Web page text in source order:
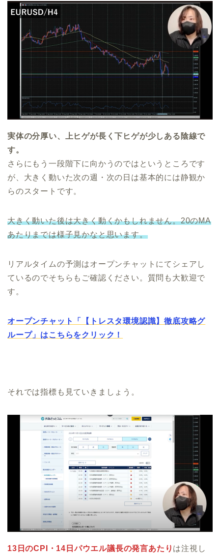
実体の分厚い、上ヒゲが長く下ヒゲが少しある陰線で
す。
さらにもう一段階下に向かうのではというところです
が、大きく動いた次の週・次の日は基本的には静観か
らのスタートです。
大きく動いた後は大きく動くかもしれません。20のMA
あたりまでは様子見かなと思います。
リアルタイムの予測はオープンチャットにてシェアし
ているのでそちらもご確認ください。質問も大歓迎で
す。
オープンチャット「【トレスタ環境認識】徹底攻略グ
ループ」はこちらをクリック！
それでは指標も見ていきましょう。
13日のCPI・14日パウエル議長の発言あたり は注視し